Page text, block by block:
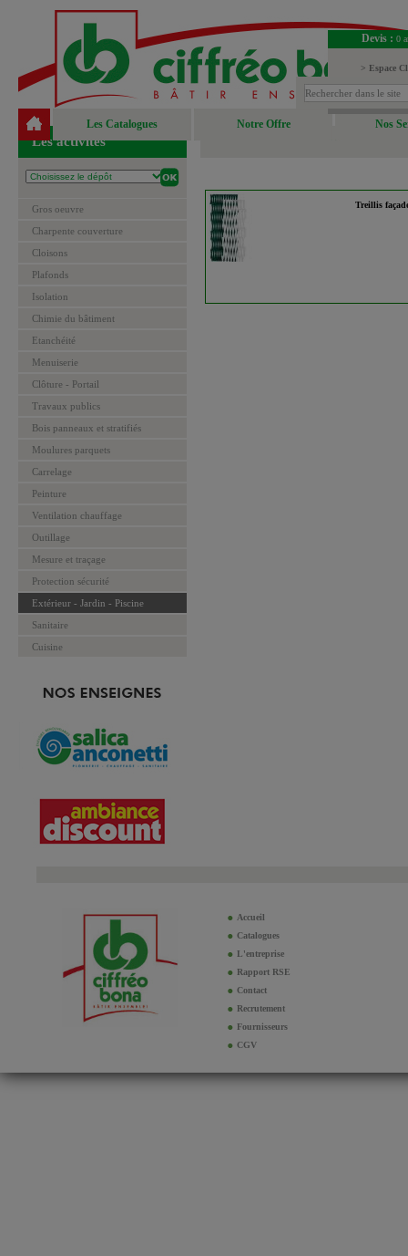
Devis : 0
> Espace
> Espace
Les Catalogues Notre Offre Nos
Les activités
Gros oeuvre
Charpente couverture
Cloisons
Plafonds
Isolation
Chimie du bâtiment
Etanchéité
Menuiserie
Clôture - Portail
Travaux publics
Bois panneaux et stratifiés
Moulures parquets
Carrelage
Peinture
Ventilation chauffage
Outillage
Mesure et traçage
Protection sécurité
Extérieur - Jardin - Piscine
Sanitaire
Cuisine
Treillis
Accueil
Catalogues
L'entreprise
Rapport RSE
Contact
Recrutement
Fournisseurs
CGV